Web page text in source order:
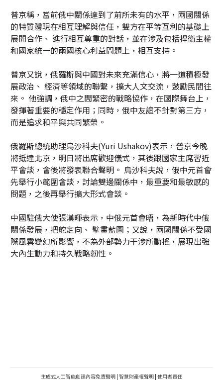
普京稱，當前俄中關係達到了前所未有的水平，兩國關係
的特質體現在相互理解與信任，雙方在平等互利的基礎上
展開合作、 進行相互尊重的對話，並在涉及包括捍衛主權
和國家統一的兩國核心利益問題上，相互支持。
普京又說，俄羅斯與中國對未來充滿信心，將一道積極發
展政治、 經濟等領域的聯繫，擴大人文交流，鼓勵民間往
來。 他強調，俄中之間緊密的戰略協作，在國際舞台上，
發揮著重要的穩定作用；同時，俄中友誼不針對第三方，
而是追求和平與共同繁榮。
俄羅斯總統助理烏沙科夫(Yuri Ushakov)表示，普京今晚
將抵達北京，明日將出席歡迎儀式，其後跟國家主席習近
平會談，會後將發表聯合聲明。 烏沙科夫說，俄中元首會
先舉行小範圍會談，討論雙邊關係中，最重要和最敏感的
問題，之後再舉行擴大形式會談。
中國駐俄大使張漢暉表示，中俄元首會晤，為新時代中俄
關係發展，把舵定向、 擘畫藍圖；又說，兩國關係不受國
際風雲變幻所影響，不為外部勢力干涉所動搖，展現出強
大內生動力和持久戰略韌性。
生成式人工智能創建內容免責聲明 | 智慧財產權聲明 | 使用者責任